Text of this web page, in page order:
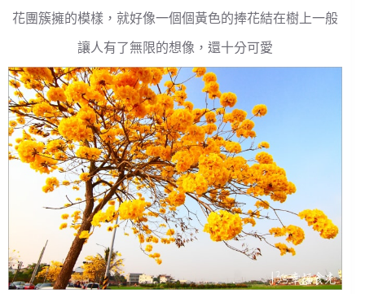
花團簇擁的模樣，就好像一個個黃色的捧花結在樹上一般
讓人有了無限的想像，還十分可愛